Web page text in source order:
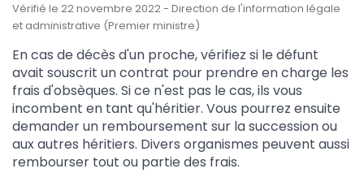
Vérifié le 22 novembre 2022 - Direction de l'information légale
et administrative (Premier ministre)
En cas de décès d'un proche, vérifiez si le défunt
avait souscrit un contrat pour prendre en charge les
frais d'obsèques. Si ce n'est pas le cas, ils vous
incombent en tant qu'héritier. Vous pourrez ensuite
demander un remboursement sur la succession ou
aux autres héritiers. Divers organismes peuvent aussi
rembourser tout ou partie des frais.